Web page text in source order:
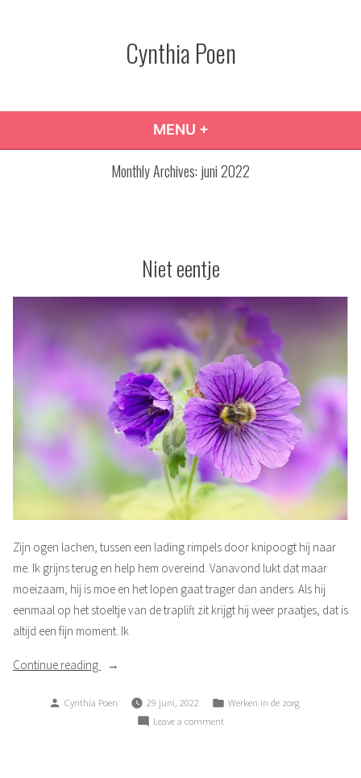
Cynthia Poen
MENU +
Monthly Archives: juni 2022
Niet eentje
Zijn ogen lachen, tussen een lading rimpels door knipoogt hij naar
me. Ik grijns terug en help hem overeind. Vanavond lukt dat maar
moeizaam, hij is moe en het lopen gaat trager dan anders. Als hij
eenmaal op het stoeltje van de traplift zit krijgt hij weer praatjes, dat is
altijd een fijn moment. Ik
Continue reading
“Niet
Posted
Cynthia Poen 29 juni, 2022
Posted
Werken in de zorg
Leave a commenton